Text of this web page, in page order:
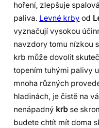
hoření, zlepšuje
paliva. Levné krby od
vyznačují vysokou
navzdory tomu nízkou
krb může dovolit
topením tuhými palivy
mnoha různých
hladinách, je čistě na
nenápadný krb se
budete chtít mít doma